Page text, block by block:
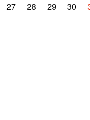
27 28 29 30